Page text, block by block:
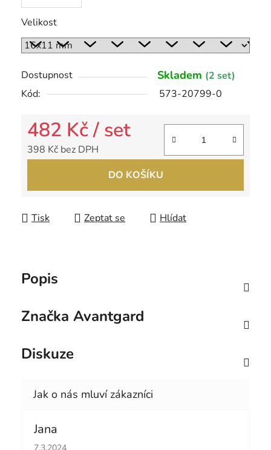
Velikost
Dostupnost Skladem (2 set)
Kód:
573-20799-0
482 Kč/ set
398 Kč bez DPH
DO KOŠÍKU
Tisk Zeptat se Hlídat
Popis
Značka Avantgard
Diskuze
Jana
Hodnocení obchodu je 5 z 5 hvězdiček.